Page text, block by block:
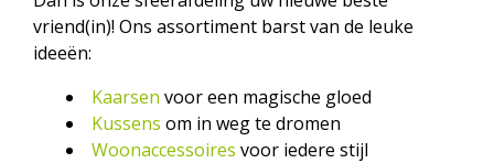
vriend(in)! Ons assortiment barst van de leuke
ideeën:
Kaarsen voor een magische gloed
Kussens om in weg te dromen
Woonaccessoires voor iedere stijl